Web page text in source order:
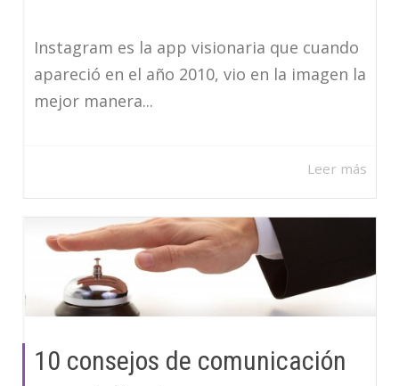
Instagram es la app visionaria que cuando
apareció en el año 2010, vio en la imagen la
mejor manera...
Leer más
10 consejos de comunicación